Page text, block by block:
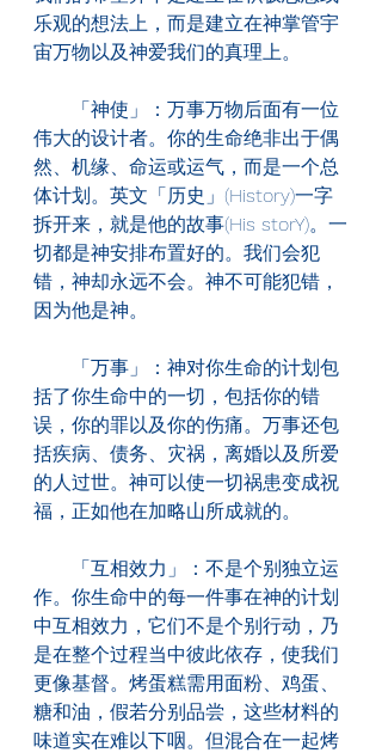
乐观的想法上，而是建立在神掌管宇
宙万物以及神爱我们的真理上。
「神使」：万事万物后面有一位
伟大的设计者。你的生命绝非出于偶
然、机缘、命运或运气，而是一个总
体计划。英文「历史」(History)一字
拆开来，就是他的故事(His storY)。一
切都是神安排布置好的。我们会犯
错，神却永远不会。神不可能犯错，
因为他是神。
「万事」：神对你生命的计划包
括了你生命中的一切，包括你的错
误，你的罪以及你的伤痛。万事还包
括疾病、债务、灾祸，离婚以及所爱
的人过世。神可以使一切祸患变成祝
福，正如他在加略山所成就的。
「互相效力」：不是个别独立运
作。你生命中的每一件事在神的计划
中互相效力，它们不是个别行动，乃
是在整个过程当中彼此依存，使我们
更像基督。烤蛋糕需用面粉、鸡蛋、
糖和油，假若分别品尝，这些材料的
味道实在难以下咽。但混合在一起烤